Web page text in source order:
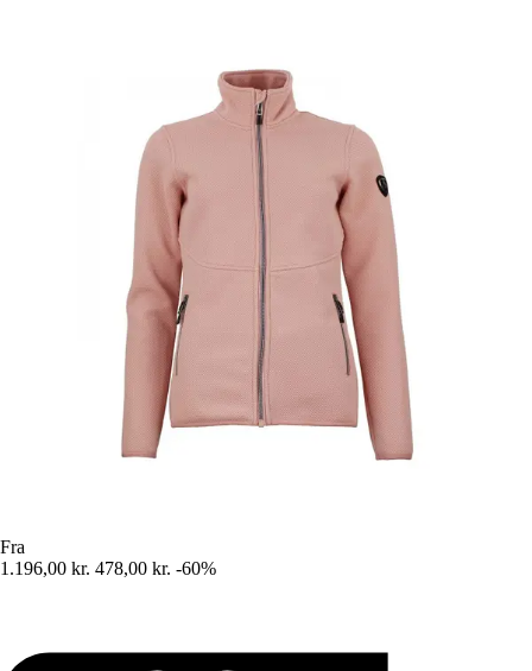
Fra
1.196,00 kr. 478,00 kr. -60%